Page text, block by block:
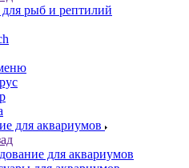
рыб и рептилий
для аквариумов
для аквариумов